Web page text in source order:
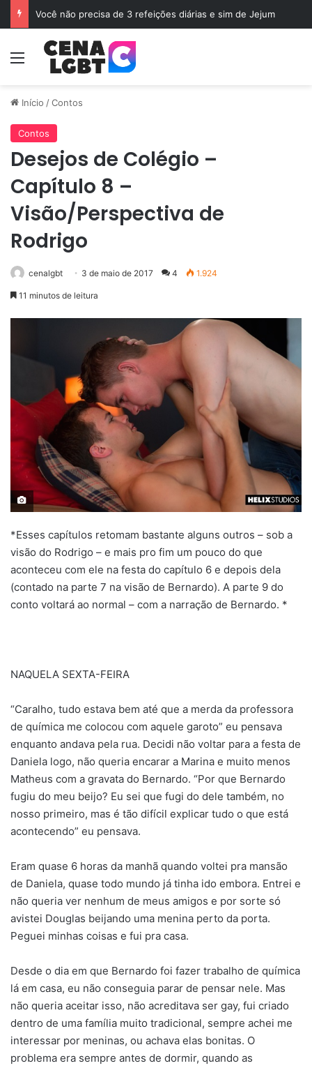
Vamos ser Amigo?
Menu
Início /Contos
Contos
Desejos de Colégio –
Capítulo 8 –
Visão/Perspectiva de
Rodrigo
cenalgbt 3 de maio de 2017 4 1.924
11 minutos de leitura
*Esses capítulos retomam bastante alguns outros – sob a
visão do Rodrigo – e mais pro fim um pouco do que
aconteceu com ele na festa do capítulo 6 e depois dela
(contado na parte 7 na visão de Bernardo). A parte 9 do
conto voltará ao normal – com a narração de Bernardo. *
NAQUELA SEXTA-FEIRA
“Caralho, tudo estava bem até que a merda da professora
de química me colocou com aquele garoto” eu pensava
enquanto andava pela rua. Decidi não voltar para a festa de
Daniela logo, não queria encarar a Marina e muito menos
Matheus com a gravata do Bernardo. “Por que Bernardo
fugiu do meu beijo? Eu sei que fugi do dele também, no
nosso primeiro, mas é tão difícil explicar tudo o que está
acontecendo” eu pensava.
Eram quase 6 horas da manhã quando voltei pra mansão
de Daniela, quase todo mundo já tinha ido embora. Entrei e
não queria ver nenhum de meus amigos e por sorte só
avistei Douglas beijando uma menina perto da porta.
Peguei minhas coisas e fui pra casa.
Desde o dia em que Bernardo foi fazer trabalho de química
lá em casa, eu não conseguia parar de pensar nele. Mas
não queria aceitar isso, não acreditava ser gay, fui criado
dentro de uma família muito tradicional, sempre achei me
interessar por meninas, ou achava elas bonitas. O
problema era sempre antes de dormir, quando as